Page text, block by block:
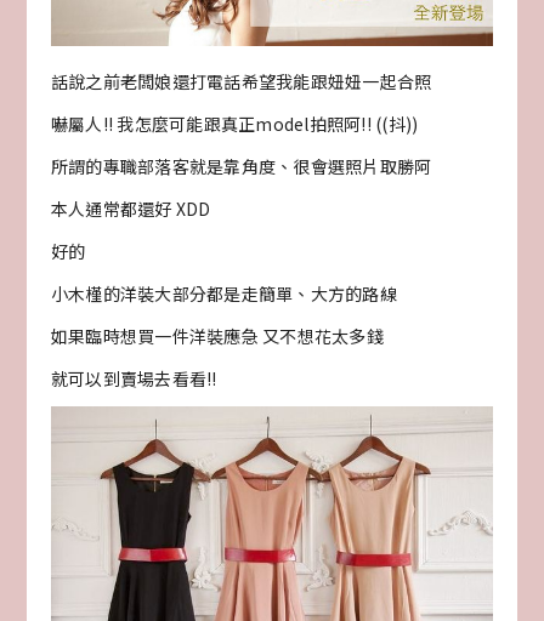
話說之前老闆娘還打電話希望我能跟妞妞一起合照
嚇屬人!! 我怎麼可能跟真正model拍照阿!! ((抖))
所謂的專職部落客就是靠角度、很會選照片取勝阿
本人通常都還好 XDD
好的
小木槿的洋裝大部分都是走簡單、大方的路線
如果臨時想買一件洋裝應急 又不想花太多錢
就可以到賣場去看看!!